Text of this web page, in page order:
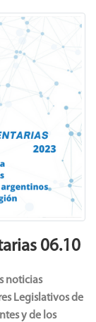
Next
06.10
noticias
Legislativos de
y de los